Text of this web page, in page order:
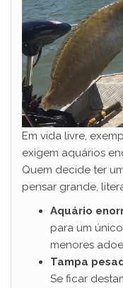
Em vida livre,
exigem aquários
Quem decide ter
pensar grande,
Aquário
para um
menores
Tampa
Se ficar